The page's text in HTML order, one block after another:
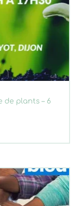
de plants – 6